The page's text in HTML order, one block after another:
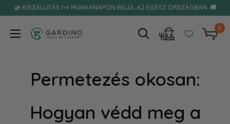
Tovább🌿 KISZÁLLÍTÁS 1-4 MUNKANAPON BELÜL AZ EGÉSZ ORSZÁGBAN. 🚚
Gardino
0
Permetezés okosan:
Hogyan védd meg a